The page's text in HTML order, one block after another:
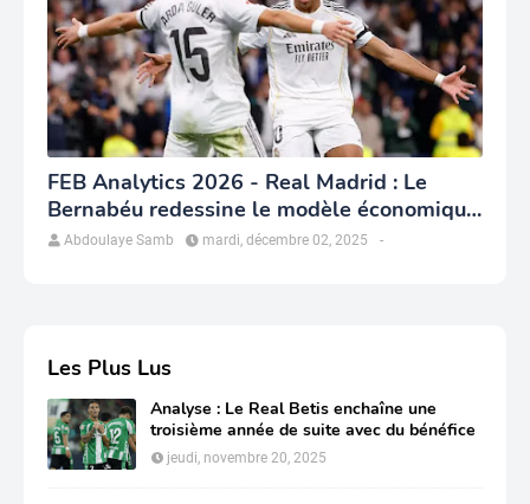
FEB Analytics 2026 - Real Madrid : Le
Bernabéu redessine le modèle économique
du club
Abdoulaye Samb -
mardi, décembre 02, 2025
Les Plus Lus
Analyse : Le Real Betis enchaîne une
troisième année de suite avec du bénéfice
jeudi, novembre 20, 2025